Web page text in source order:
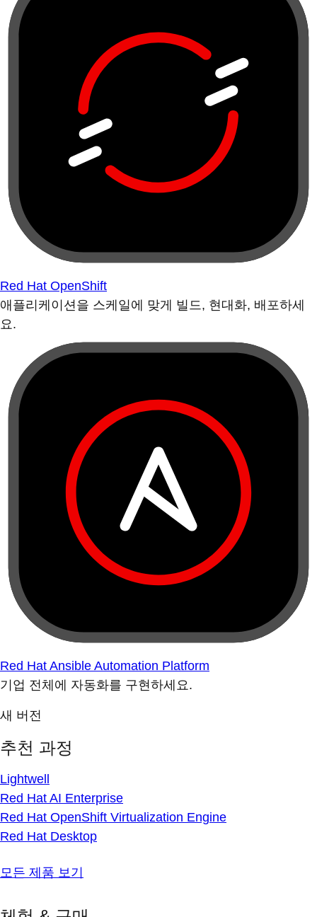
Red Hat OpenShift
애플리케이션을 스케일에 맞게 빌드, 현대화, 배포하세
요.
Red Hat Ansible Automation Platform
기업 전체에 자동화를 구현하세요.
새 버전
추천 과정
Lightwell
Red Hat AI Enterprise
Red Hat OpenShift Virtualization Engine
Red Hat Desktop
모든 제품 보기